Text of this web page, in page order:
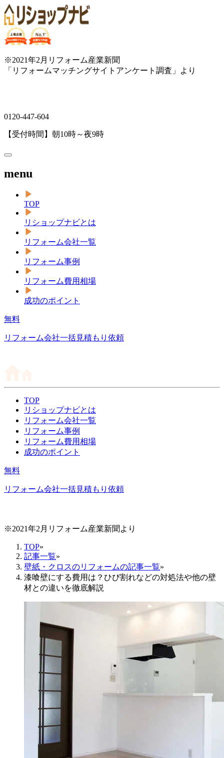
※2021年2月リフォーム産業新聞
「リフォームマッチングサイトアンケート調査」より
0120-447-604
【受付時間】朝10時～夜9時
menu
TOP
リショップナビとは
リフォーム会社一覧
リフォーム事例
リフォーム費用相場
成功のポイント
無料
リフォーム会社一括見積もり依頼
TOP
リショップナビとは
リフォーム会社一覧
リフォーム事例
リフォーム費用相場
成功のポイント
無料
リフォーム会社一括見積もり依頼
※2021年2月リフォーム産業新聞より
TOP»
記事一覧»
壁紙・クロスのリフォームの記事一覧»
漆喰壁にする費用は？ひび割れなどの対処法や他の壁
材との違いを徹底解説